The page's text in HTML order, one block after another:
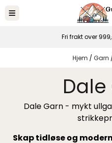
Hopp til innhold
Fri frakt over
Hjem / Garn
Dale Garn - mykt
Skap tidløse og